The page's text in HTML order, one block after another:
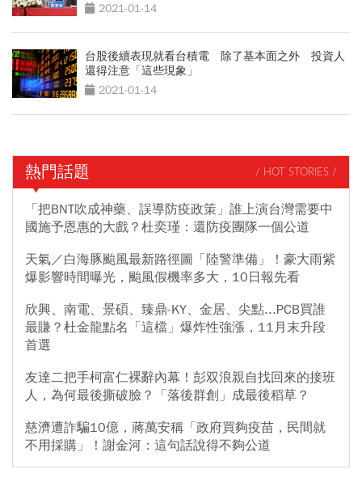
2021-01-14
台股後續表現就看台積電 除了基本面之外 投資人
還得注意「這些現象」
2021-01-14
熱門話題 / HOT STORIES /
「把BNT吹成神藥、誤導防疫政策」誰上演台灣需要中
國施予恩惠的大戲？杜奕瑾：還防疫團隊一個公道
天氣／白海豚颱風最新路徑圖「陸警準備」！豪大雨紫
爆影響時間曝光，颱風假機率多大，10日報先看
欣興、南電、景碩、臻鼎-KY、金居、尖點...PCB買誰
最賺？杜金龍點名「這檔」爆炸性強漲，11月末升段
首選
友達二把手柯富仁裸辭內幕！彭双浪親自找回來的接班
人，為何最後撕破臉？「落後群創」成最後稻草？
慈濟遭詐騙10億，蔣萬安稱「政府買夠疫苗，民間就
不用採購」！謝金河：這句話說得不夠公道